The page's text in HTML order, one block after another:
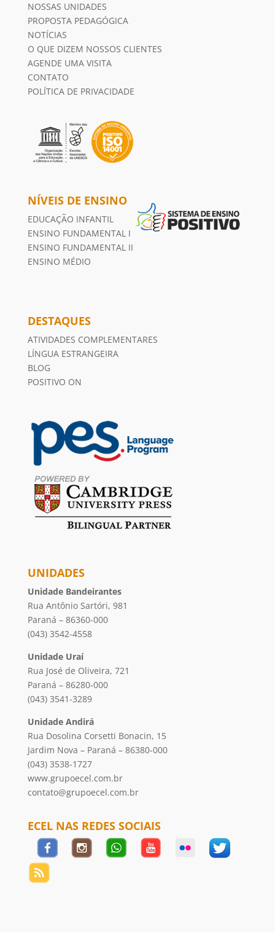
NOSSAS UNIDADES
PROPOSTA PEDAGÓGICA
NOTÍCIAS
O QUE DIZEM NOSSOS CLIENTES
AGENDE UMA VISITA
CONTATO
POLÍTICA DE PRIVACIDADE
NÍVEIS DE ENSINO
EDUCAÇÃO INFANTIL
ENSINO FUNDAMENTAL I
ENSINO FUNDAMENTAL II
ENSINO MÉDIO
DESTAQUES
ATIVIDADES COMPLEMENTARES
LÍNGUA ESTRANGEIRA
BLOG
POSITIVO ON
UNIDADES
Unidade Bandeirantes
Rua Antônio Sartóri, 981
Paraná – 86360-000
(043) 3542-4558
Unidade Uraí
Rua José de Oliveira, 721
Paraná – 86280-000
(043) 3541-3289
Unidade Andirá
Rua Dosolina Corsetti Bonacin, 15
Jardim Nova – Paraná – 86380-000
(043) 3538-1727
www.grupoecel.com.br
contato@grupoecel.com.br
ECEL NAS REDES SOCIAIS